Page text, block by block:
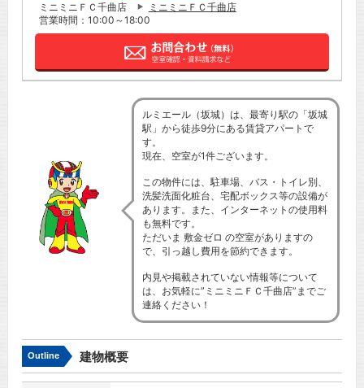
ミニミニＦＣ千曲店
ミニミニＦＣ千曲店
営業時間：10:00～18:00
ルミエール（坂城）は、最寄り駅の「坂城
駅」から徒歩9分にある賃貸アパートで
す。
現在、空室が1件ございます。
この物件には、駐車場、バス・トイレ別、
洗髪洗面化粧台、宅配ボックス等の設備が
あります。また、インターネットの使用料
も無料です。
ただいま 敷金ゼロ の空室がありますの
で、引っ越し費用を節約できます。
内見や掲載されていない情報等について
は、お気軽に”ミニミニＦＣ千曲店”までご
連絡ください！
Outline 建物概要